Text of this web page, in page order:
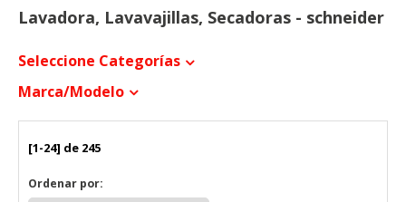
Lavadora, Lavavajillas, Secadoras - schneider
Seleccione Categorías
Marca/modelo
[1-24] de 245
Ordenar por: